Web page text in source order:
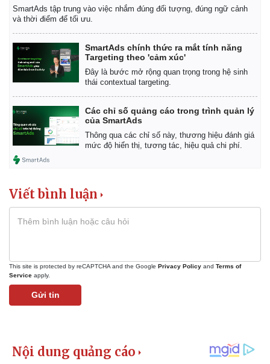
Thế giới
Quan sát
Cuộc sống đó đây
Multimedia
Ảnh
SmartAds tập trung vào việc nhắm đúng đối tượng, đúng ngữ cảnh
và thời điểm để tối ưu.
SmartAds chính thức ra mắt tính năng
Targeting theo 'cảm xúc'
Đây là bước mở rộng quan trọng trong hệ sinh
thái contextual targeting.
Các chỉ số quảng cáo trong trình quản lý
của SmartAds
Thông qua các chỉ số này, thương hiệu đánh giá
mức độ hiển thị, tương tác, hiệu quả chi phí.
Viết bình luận
This site is protected by reCAPTCHA and the Google Privacy Policy and Terms of
Service apply.
Gửi tin